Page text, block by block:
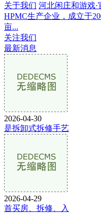
关于我们 河北闲庄和游戏
HPMC生产企业，成立于
亩...
关注我们
最新消息
2026-04-30
是拆卸式拆修手艺
2026-04-29
首买房、拆修、入